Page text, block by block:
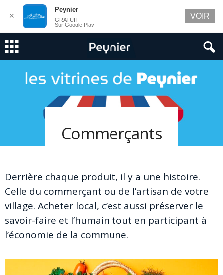
Commerçants
Derrière chaque produit, il y a une histoire.
Celle du commerçant ou de l’artisan de votre
village. Acheter local, c’est aussi préserver le
savoir-faire et l’humain tout en participant à
l’économie de la commune.
✕
Peynier
GRATUIT
Sur Google Play
VOIR